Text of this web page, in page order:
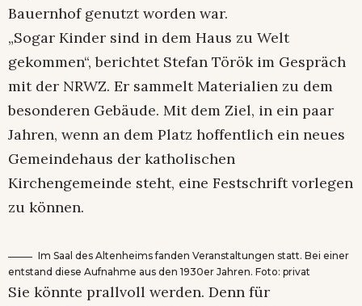
Bauernhof genutzt worden war.
„Sogar Kinder sind in dem Haus zu Welt
gekommen“, berichtet Stefan Török im Gespräch
mit der NRWZ. Er sammelt Materialien zu dem
besonderen Gebäude. Mit dem Ziel, in ein paar
Jahren, wenn an dem Platz hoffentlich ein neues
Gemeindehaus der katholischen
Kirchengemeinde steht, eine Festschrift vorlegen
zu können.
Im Saal des Altenheims fanden Veranstaltungen statt. Bei einer
entstand diese Aufnahme aus den 1930er Jahren. Foto: privat
Sie könnte prallvoll werden. Denn für